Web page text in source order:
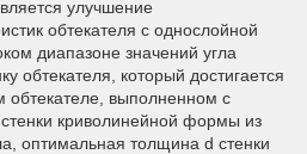
улучшение
обтекателя с однослойной
диапазоне значений угла
обтекателя, который достигается
обтекателе, выполненном с
криволинейной формы из
оптимальная толщина d стенки